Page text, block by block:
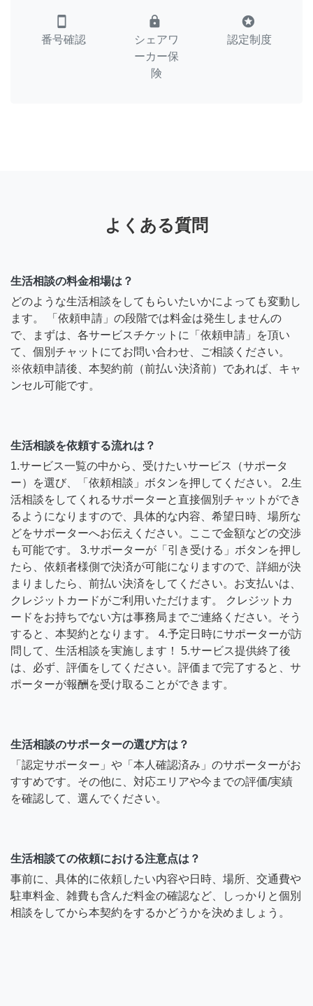
smartphone
番号確認
lock
シェアワ
ーカー保
険
stars
認定制度
よくある質問
生活相談の料金相場は？
どのような生活相談をしてもらいたいかによっても変動し
ます。 「依頼申請」の段階では料金は発生しませんの
で、まずは、各サービスチケットに「依頼申請」を頂い
て、個別チャットにてお問い合わせ、ご相談ください。
※依頼申請後、本契約前（前払い決済前）であれば、キャ
ンセル可能です。
生活相談を依頼する流れは？
1.サービス一覧の中から、受けたいサービス（サポータ
ー）を選び、「依頼相談」ボタンを押してください。 2.生
活相談をしてくれるサポーターと直接個別チャットができ
るようになりますので、具体的な内容、希望日時、場所な
どをサポーターへお伝えください。ここで金額などの交渉
も可能です。 3.サポーターが「引き受ける」ボタンを押し
たら、依頼者様側で決済が可能になりますので、詳細が決
まりましたら、前払い決済をしてください。お支払いは、
クレジットカードがご利用いただけます。 クレジットカ
ードをお持ちでない方は事務局までご連絡ください。そう
すると、本契約となります。 4.予定日時にサポーターが訪
問して、生活相談を実施します！ 5.サービス提供終了後
は、必ず、評価をしてください。評価まで完了すると、サ
ポーターが報酬を受け取ることができます。
生活相談のサポーターの選び方は？
「認定サポーター」や「本人確認済み」のサポーターがお
すすめです。その他に、対応エリアや今までの評価/実績
を確認して、選んでください。
生活相談ての依頼における注意点は？
事前に、具体的に依頼したい内容や日時、場所、交通費や
駐車料金、雑費も含んだ料金の確認など、しっかりと個別
相談をしてから本契約をするかどうかを決めましょう。